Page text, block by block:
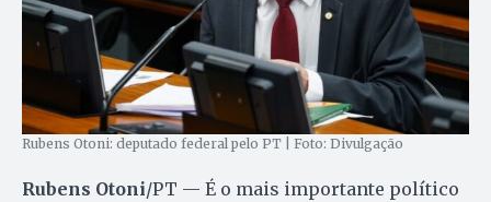
Rubens Otoni: deputado federal pelo PT | Foto: Divulgação
Rubens Otoni/PT — É o mais importante político